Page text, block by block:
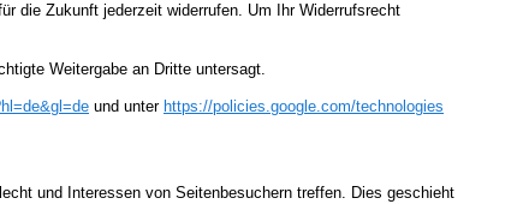
die Zukunft jederzeit widerrufen. Um Ihr Widerrufsrecht
Weitergabe an Dritte untersagt.
&gl=de und unter https://policies.google.com/technologies
und Interessen von Seitenbesuchern treffen. Dies geschieht